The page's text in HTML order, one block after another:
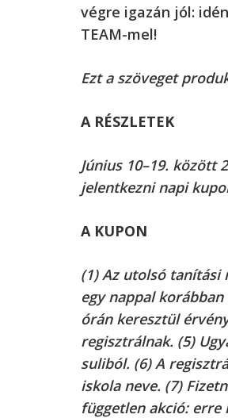
végre igazán jól:
TEAM-mel!
Ezt a szöveget
A RÉSZLETEK
Június 10–19. között
jelentkezni napi
A KUPON
(1) Az utolsó tanítási
egy nappal
órán keresztül
regisztrálnak. (5)
suliból. (6) A
iskola neve. (7)
független akció: